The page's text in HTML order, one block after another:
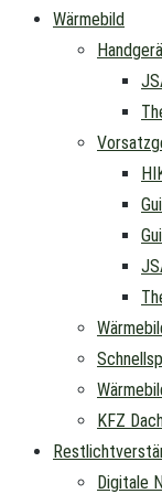
Wärmebild
KFZ
Digitale